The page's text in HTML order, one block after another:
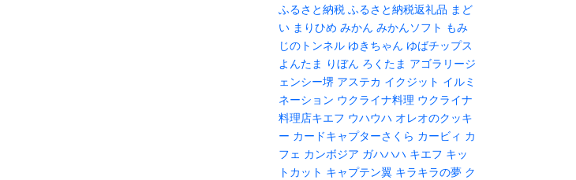
ふるさと納税 ふるさと納税返礼品 まど
い まりひめ みかん みかんソフト もみ
じのトンネル ゆきちゃん ゆばチップス
よんたま りぼん ろくたま アゴラリージ
ェンシー堺 アステカ イクジット イルミ
ネーション ウクライナ料理 ウクライナ
料理店キエフ ウハウハ オレオのクッキ
ー カードキャプターさくら カービィ カ
フェ カンボジア ガハハハ キエフ キッ
トカット キャプテン翼 キラキラの夢 ク